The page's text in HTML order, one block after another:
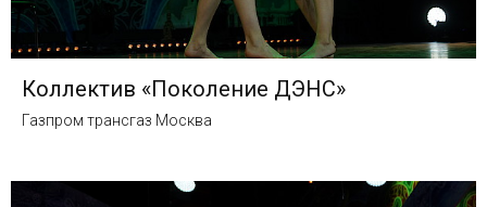
Коллектив «Поколение ДЭНС»
Газпром трансгаз Москва